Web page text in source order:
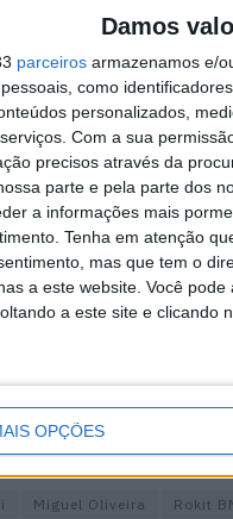
Damos
parceiros armazenamos e/
como
personalizados,
Com a sua
precisos através da
parte e pela parte dos
a informações mais
Tenha em atenção
mas que tem o
a este website. Você
a este site e clicando
OPÇÕES
foi boa e, na
mim. Mas
superar a dor
estava
deixar uma
o fim de
de
já é uma grande
que
orgulhar.
aqui como os
com o que
Miguel Oliveira
Rokit